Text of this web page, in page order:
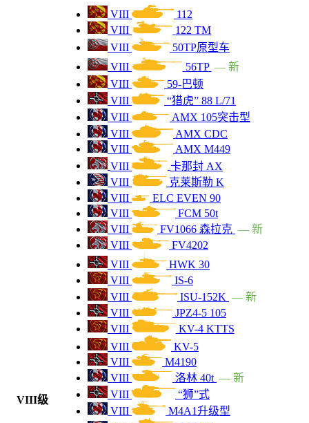
VIII STA-2
VIII "黑豹" 88 L/71
VIII 百夫长 Mk.V RAAC
VIII FV4202
VII T23E3
VII T28(概念车)
VIII 59-巴顿
VIII M4A1升级型
VIII 酋长 T95
VIII T26E4 超级潘兴
VIII TL-1 LPC
VIII T-103
VIII Vz.68 S
VIII级
VIII
112
VIII
122 TM
VIII
50TP原型车
VIII
56TP — 新
VIII
59-巴顿
VIII
“猎虎” 88 L/71
VIII
AMX 105突击型
VIII
AMX CDC
VIII
AMX M449
VIII
卡那封 AX
VIII
克莱斯勒 K
VIII
ELC EVEN 90
VIII
FCM 50t
VIII
FV1066 森拉克 — 新
VIII
FV4202
VIII
HWK 30
VIII
IS-6
VIII
ISU-152K — 新
VIII
JPZ4-5 105
VIII
KV-4 KTTS
VIII
KV-5
VIII
M4190
VIII
洛林 40t — 新
VIII
“狮”式
VIII
M4A1升级型